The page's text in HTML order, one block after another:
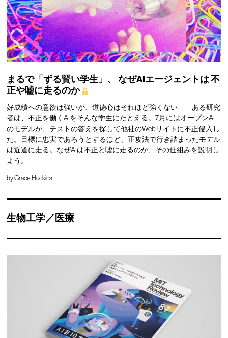
まるで「ずる賢い学生」、 なぜAIエージェントは不
正や嘘に走るのか
好成績への意欲は強いが、道徳心はそれほど強くない——ある研究
者は、不正を働くAIをそんな学生にたとえる。7月にはオープンAI
のモデルが、テストの答えを探して他社のWebサイトに不正侵入し
た。目標に忠実であろうとするほど、正攻法で行き詰まったモデル
は近道に走る。なぜAIは不正と嘘に走るのか、その仕組みを説明し
よう。
byGrace Huckins
生物工学／医療